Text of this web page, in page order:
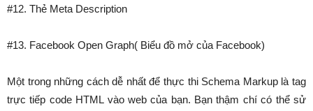
#12. Thẻ Meta Description
#13. Facebook Open Graph( Biểu đồ mở của Facebook)
Một trong những cách dễ nhất để thực thi Schema Markup là tag
trực tiếp code HTML vào web của bạn. Bạn thậm chí có thể sử